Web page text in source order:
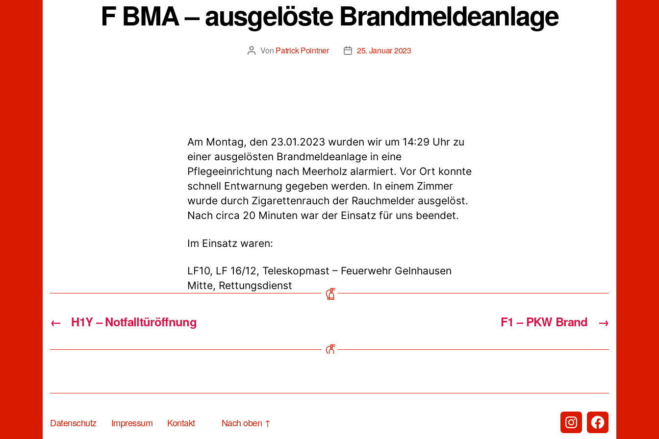
F BMA – ausgelöste Brandmeldeanlage
Beitragsautor
Von Patrick Pointner Beitragsdatum
25. Januar 2023
Am Montag, den 23.01.2023 wurden wir um 14:29 Uhr zu
einer ausgelösten Brandmeldeanlage in eine
Pflegeeinrichtung nach Meerholz alarmiert. Vor Ort konnte
schnell Entwarnung gegeben werden. In einem Zimmer
wurde durch Zigarettenrauch der Rauchmelder ausgelöst.
Nach circa 20 Minuten war der Einsatz für uns beendet.
Im Einsatz waren:
LF10, LF 16/12, Teleskopmast – Feuerwehr Gelnhausen
Mitte, Rettungsdienst
← H1Y – Notfalltüröffnung →
F1 – PKW Brand
Datenschutz Impressum Kontakt Nach oben ↑ InstagramFacebook